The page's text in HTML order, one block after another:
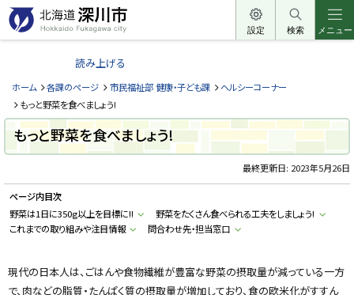
本
文
へ
ー
北
道
深
川
市
H
k
a
d
o
a
g
設定 検索 メニュー
読み上げる
ホーム 各課のページ 市民福祉部 健康・子ども課
ヘルシーコーナー
もっと野菜を食べましょう!
もっと野菜を食べましょう!
最終更新日: 2023年5月26日
ページ内目次
野菜は1日に350g以上を目標に!!
野菜をたくさん食べられる工夫をしましょう!
これまでの取り組みや注目情報
問合わせ先・担当窓口
現代の日本人は、ごはんや食物繊維が豊富な野菜の摂取量が減っている一方
で、肉などの脂質・たんぱく質の摂取量が増加しており、食の欧米化がすすん